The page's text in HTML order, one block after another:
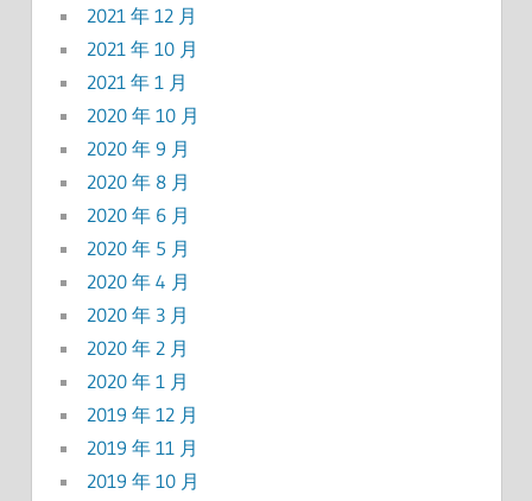
2021 年 12 月
2021 年 10 月
2021 年 1 月
2020 年 10 月
2020 年 9 月
2020 年 8 月
2020 年 6 月
2020 年 5 月
2020 年 4 月
2020 年 3 月
2020 年 2 月
2020 年 1 月
2019 年 12 月
2019 年 11 月
2019 年 10 月